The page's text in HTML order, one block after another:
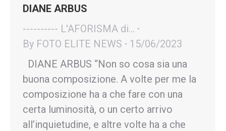
DIANE ARBUS
---------- L'AFORISMA di...
By FOTO ELITE NEWS
15/06/2023
DIANE ARBUS “Non so cosa sia una
buona composizione. A volte per me la
composizione ha a che fare con una
certa luminosità, o un certo arrivo
all’inquietudine, e altre volte ha a che